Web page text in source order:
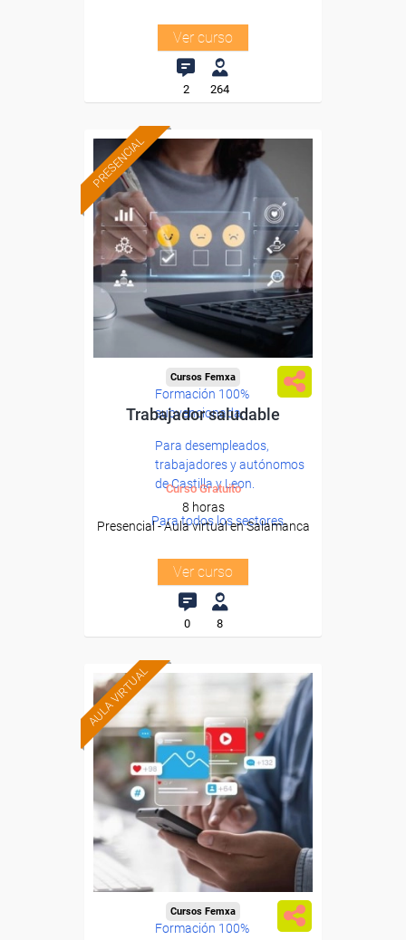
Ver curso
2 264
PRESENCIAL
Formación 100%
subvencionada.
Para desempleados,
trabajadores y autónomos
de Castilla y Leon.
Para todos los sectores.
Cursos Femxa
Trabajador saludable
Curso Gratuito
8 horas
Presencial - Aula virtual en Salamanca
Ver curso
0 8
AULA VIRTUAL
Formación 100%
Cursos Femxa